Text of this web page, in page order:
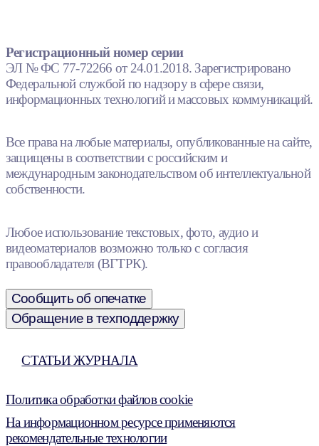
Регистрационный номер серии
ЭЛ № ФС 77-72266 от 24.01.2018. Зарегистрировано
Федеральной службой по надзору в сфере связи,
информационных технологий и массовых коммуникаций.
Все права на любые материалы, опубликованные на сайте,
защищены в соответствии с российским и
международным законодательством об интеллектуальной
собственности.
Любое использование текстовых, фото, аудио и
видеоматериалов возможно только с согласия
правообладателя (ВГТРК).
Сообщить об опечатке
Обращение в техподдержку
СТАТЬИ ЖУРНАЛА
Политика обработки файлов cookie
На информационном ресурсе применяются
рекомендательные технологии